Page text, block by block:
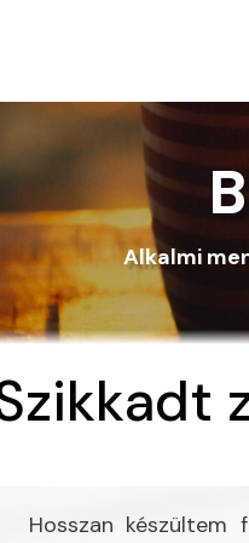
Alkalmi
Hosszan készültem